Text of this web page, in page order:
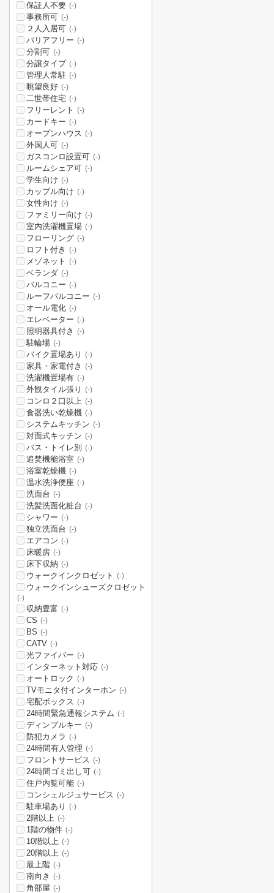
保証人不要 (-)
事務所可 (-)
２人入居可 (-)
バリアフリー (-)
分割可 (-)
分譲タイプ (-)
管理人常駐 (-)
眺望良好 (-)
二世帯住宅 (-)
フリーレント (-)
カードキー (-)
オープンハウス (-)
外国人可 (-)
ガスコンロ設置可 (-)
ルームシェア可 (-)
学生向け (-)
カップル向け (-)
女性向け (-)
ファミリー向け (-)
室内洗濯機置場 (-)
フローリング (-)
ロフト付き (-)
メゾネット (-)
ベランダ (-)
バルコニー (-)
ルーフバルコニー (-)
オール電化 (-)
エレベーター (-)
照明器具付き (-)
駐輪場 (-)
バイク置場あり (-)
家具・家電付き (-)
洗濯機置場有 (-)
外観タイル張り (-)
コンロ２口以上 (-)
食器洗い乾燥機 (-)
システムキッチン (-)
対面式キッチン (-)
バス・トイレ別 (-)
追焚機能浴室 (-)
浴室乾燥機 (-)
温水洗浄便座 (-)
洗面台 (-)
洗髪洗面化粧台 (-)
シャワー (-)
独立洗面台 (-)
エアコン (-)
床暖房 (-)
床下収納 (-)
ウォークインクロゼット (-)
ウォークインシューズクロゼット
(-)
収納豊富 (-)
CS (-)
BS (-)
CATV (-)
光ファイバー (-)
インターネット対応 (-)
オートロック (-)
TVモニタ付インターホン (-)
宅配ボックス (-)
24時間緊急通報システム (-)
ディンプルキー (-)
防犯カメラ (-)
24時間有人管理 (-)
フロントサービス (-)
24時間ゴミ出し可 (-)
住戸内覧可能 (-)
コンシェルジュサービス (-)
駐車場あり (-)
2階以上 (-)
1階の物件 (-)
10階以上 (-)
20階以上 (-)
最上階 (-)
南向き (-)
角部屋 (-)